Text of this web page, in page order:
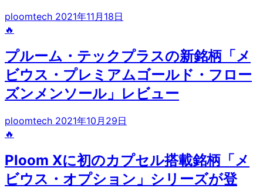
ploomtech 2021年11月18日
🔥
プルーム・テックプラスの新銘柄「メ
ビウス・プレミアムゴールド・フロー
ズンメンソール」レビュー
ploomtech 2021年10月29日
🔥
Ploom Xに初のカプセル搭載銘柄「メ
ビウス・オプション」シリーズが登